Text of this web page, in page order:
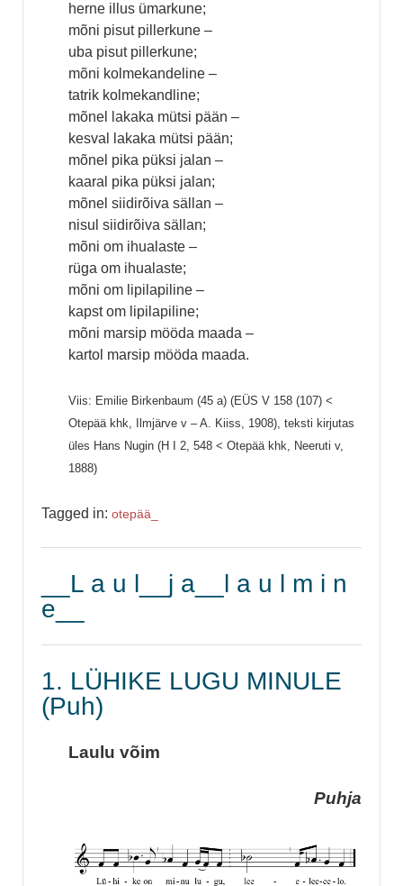
herne illus ümarkune;
mõni pisut pillerkune –
uba pisut pillerkune;
mõni kolmekandeline –
tatrik kolmekandline;
mõnel lakaka mütsi pään –
kesval lakaka mütsi pään;
mõnel pika püksi jalan –
kaaral pika püksi jalan;
mõnel siidirõiva sällan –
nisul siidirõiva sällan;
mõni om ihualaste –
rüga om ihualaste;
mõni om lipilapiline –
kapst om lipilapiline;
mõni marsip mööda maada –
kartol marsip mööda maada.
Viis: Emilie Birkenbaum (45 a) (EÜS V 158 (107) <
Otepää khk, Ilmjärve v – A. Kiiss, 1908), teksti kirjutas
üles Hans Nugin (H I 2, 548 < Otepää khk, Neeruti v,
1888)
Tagged in: otepää_
__L a u l__j a__l a u l m i n
e__
1. LÜHIKE LUGU MINULE
(Puh)
Laulu võim
Puhja